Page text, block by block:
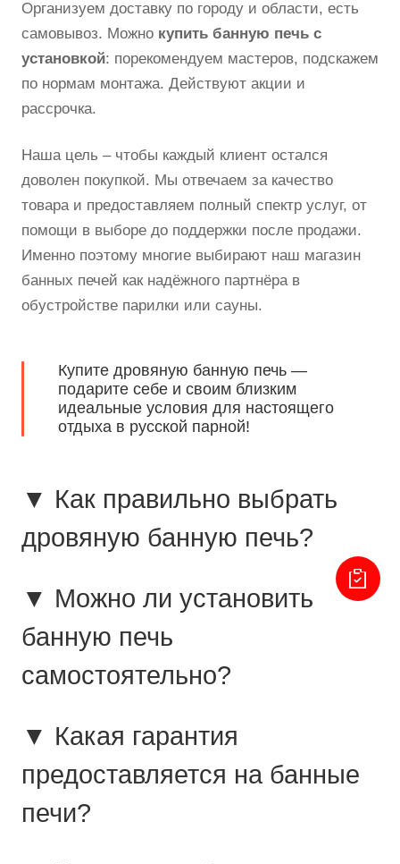
Организуем доставку по городу и области, есть
самовывоз. Можно купить банную печь с
установкой: порекомендуем мастеров, подскажем
по нормам монтажа. Действуют акции и
рассрочка.
Наша цель – чтобы каждый клиент остался
доволен покупкой. Мы отвечаем за качество
товара и предоставляем полный спектр услуг, от
помощи в выборе до поддержки после продажи.
Именно поэтому многие выбирают наш магазин
банных печей как надёжного партнёра в
обустройстве парилки или сауны.
Купите дровяную банную печь —
подарите себе и своим близким
идеальные условия для настоящего
отдыха в русской парной!
▼ Как правильно выбрать
дровяную банную печь?
▼ Можно ли установить
банную печь
самостоятельно?
▼ Какая гарантия
предоставляется на банные
печи?